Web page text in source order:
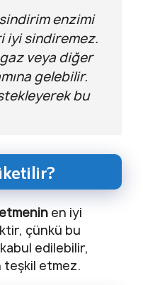
enzimi
iyi sindiremez.
gaz veya diğer
gelebilir.
bu
en iyi
çünkü bu
edilebilir,
teşkil etmez.